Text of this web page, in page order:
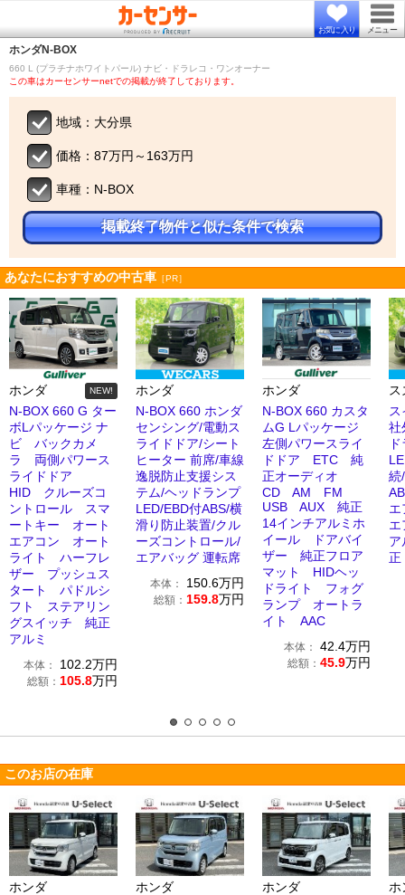
お気に入り メニュー
ホンダN-BOX
660 L (プラチナホワイトパール) ナビ・ドラレコ・ワンオーナー
この車はカーセンサーnetでの掲載が終了しております。
地域：大分県
価格：87万円～163万円
車種：N-BOX
掲載終了物件と似た条件で検索
あなたにおすすめの中古車 ［PR］
ホンダ NEW!
N-BOX 660 G ター
ボLパッケージ ナ
ビ バックカメ
ラ 両側パワース
ライドドア
HID クルーズコ
ントロール スマ
ートキー オート
エアコン オート
ライト ハーフレ
ザー プッシュス
タート パドルシ
フト ステアリン
グスイッチ 純正
アルミ
本体： 102.2万円
総額： 105.8万円
ホンダ
N-BOX 660 ホンダ
センシング/電動ス
ライドドア/シート
ヒーター 前席/車線
逸脱防止支援シス
テム/ヘッドランプ
LED/EBD付ABS/横
滑り防止装置/クル
ーズコントロール/
エアバッグ 運転席
本体： 150.6万円
総額： 159.8万円
ホンダ
N-BOX 660 カスタ
ムG Lパッケージ
左側パワースライ
ドドア ETC 純
正オーディオ
CD AM FM
USB AUX 純正
14インチアルミホ
イール ドアバイ
ザー 純正フロア
マット HIDヘッ
ドライト フォグ
ランプ オートラ
イト AAC
本体： 42.4万円
総額： 45.9万円
ス
社
続
エ
エ
ア
正
このお店の在庫
ホンダ
ホンダ
ホンダ
ホ